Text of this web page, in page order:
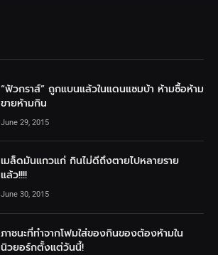
“ฟัวกราส์” ถูกแบนแล้วในแดนแซมบ้า ห้ามซื้อห้าม
ขายห้ามกิน
June 29, 2015
เมล็ดมันแกวแก่ กินไม่ดีถึงตายไปหลายราย
แล้ว!!!!
June 30, 2015
ภาชนะที่ทำจากโฟมใส่ของกินของต้องห้ามใน
นิวยอร์กตั้งแต่วันนี้!